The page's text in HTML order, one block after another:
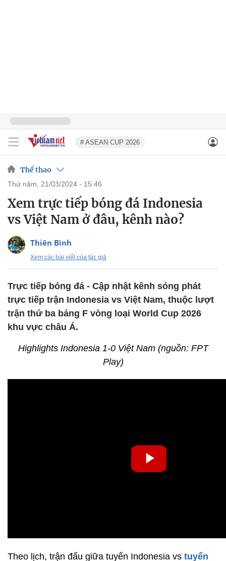
# ASEAN CUP 2026
Thể thao
thứ năm, 21/03/2024 - 15:46
Xem trực tiếp bóng đá Indonesia
vs Việt Nam ở đâu, kênh nào?
Thiên Bình
Xem các bài viết của tác giả
Trực tiếp bóng đá - Cập nhật kênh sóng phát
trực tiếp trận Indonesia vs Việt Nam, thuộc lượt
trận thứ ba bảng F vòng loại World Cup 2026
khu vực châu Á.
Highlights Indonesia 1-0 Việt Nam (nguồn: FPT
Play)
Theo lịch, trận đấu giữa tuyển Indonesia vs tuyển